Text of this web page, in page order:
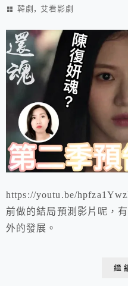
韓劇 , 艾看影劇
https://youtu.be/
前做的結局預測影片呢，
外的發展。
繼